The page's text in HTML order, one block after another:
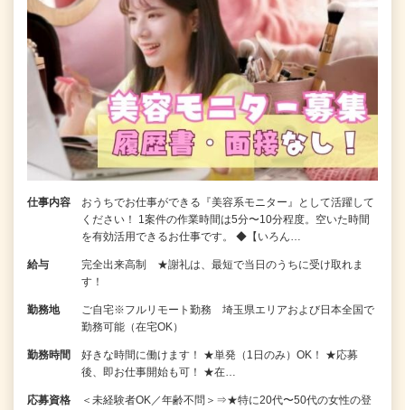
仕事内容
おうちでお仕事ができる『美容系モニター』として活躍して
ください！ 1案件の作業時間は5分〜10分程度。空いた時間
を有効活用できるお仕事です。 ◆【いろん…
給与
完全出来高制 ★謝礼は、最短で当日のうちに受け取れま
す！
勤務地
ご自宅※フルリモート勤務 埼玉県エリアおよび日本全国で
勤務可能（在宅OK）
勤務時間
好きな時間に働けます！ ★単発（1日のみ）OK！ ★応募
後、即お仕事開始も可！ ★在…
応募資格
＜未経験者OK／年齢不問＞⇒★特に20代〜50代の女性の登